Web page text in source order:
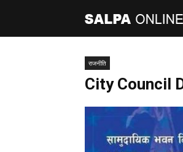
राजनीति
City Council